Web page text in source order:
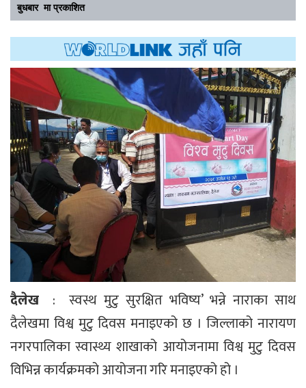
बुधबार मा प्रकाशित
दैलेख : स्वस्थ मुटु सुरक्षित भविष्य’ भन्ने नाराका साथ
दैलेखमा विश्व मुटु दिवस मनाइएको छ । जिल्लाको नारायण
नगरपालिका स्वास्थ्य शाखाको आयोजनामा विश्व मुटु दिवस
विभिन्न कार्यक्रमको आयोजना गरि मनाइएको हो ।